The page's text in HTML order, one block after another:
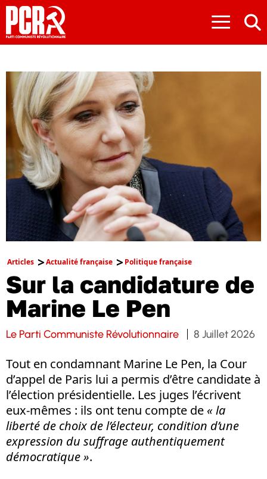
≡
Articles Actualité française Politique française
Sur la candidature de
Marine Le Pen
Le Parti Communiste Révolutionnaire 8 Juillet 2026
Tout en condamnant Marine Le Pen, la Cour
d’appel de Paris lui a permis d’être candidate à
l’élection présidentielle. Les juges l’écrivent
eux-mêmes : ils ont tenu compte de « la
liberté de choix de l’électeur, condition d’une
expression du suffrage authentiquement
démocratique ».